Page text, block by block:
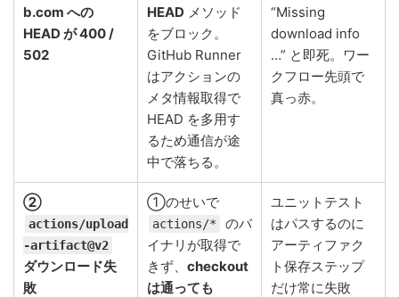
b.com への
HEAD が 400 /
502
HEAD メソッド
をブロック。
GitHub Runner
はアクションの
メタ情報取得で
HEAD を多用す
るため通信が途
中で落ちる。
“Missing
download info
…” と即死。ワー
クフロー先頭で
真っ赤。
②
actions/upload
-artifact@v2
ダウンロード失
敗
①のせいで
actions/*
のバ
イナリが取得で
きず、 checkout
は通っても
ユニットテスト
はパスするのに
アーティファク
ト保存ステップ
だけ常に失敗